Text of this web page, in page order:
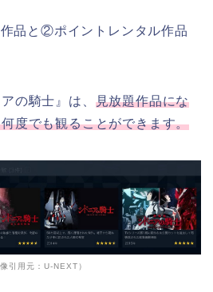
品と②ポイントレンタル作品
の騎士』は、 見放題作品にな
度でも観ることができます。
像引用元：U-NEXT）